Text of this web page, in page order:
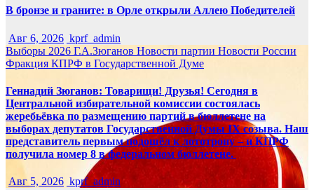
В бронзе и граните: в Орле открыли Аллею Победителей
Авг 6, 2026 kprf_admin
Выборы 2026 Г.А.Зюганов Новости партии Новости России
Фракция КПРФ в Государственной Думе
Геннадий Зюганов: Товарищи! Друзья! Сегодня в
Центральной избирательной комиссии состоялась
жеребьёвка по размещению партий в бюллетене на
выборах депутатов Государственной Думы IX созыва. Наш
представитель первым подошёл к лототрону – и КПРФ
получила номер 8 в федеральном бюллетене.
Авг 5, 2026 kprf_admin